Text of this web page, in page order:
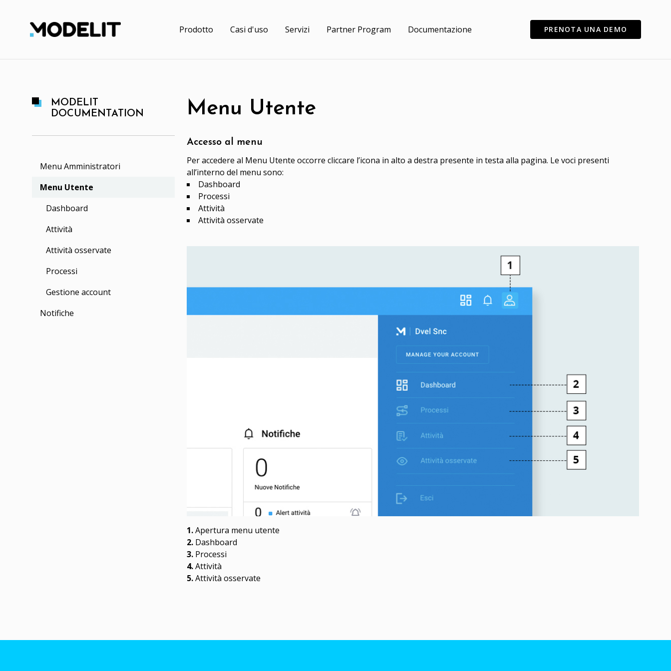
Prodotto Casi d'uso Servizi Partner Program Documentazione PRENOTA UNA DEMO
MODELIT
DOCUMENTATION
Menu Amministratori
Menu Utente
Dashboard
Attività
Attività osservate
Processi
Gestione account
Notifiche
Menu Utente
Accesso al menu
Per accedere al Menu Utente occorre cliccare l’icona in alto a destra presente in testa alla pagina. Le voci presenti
all’interno del menu sono:
Dashboard
Processi
Attività
Attività osservate
1.Apertura menu utente
2. Dashboard
3. Processi
4.Attività
5.Attività osservate